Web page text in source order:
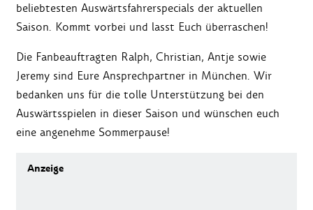
beliebtesten Auswärtsfahrerspecials der aktuellen
Saison. Kommt vorbei und lasst Euch überraschen!
Die Fanbeauftragten Ralph, Christian, Antje sowie
Jeremy sind Eure Ansprechpartner in München. Wir
bedanken uns für die tolle Unterstützung bei den
Auswärtsspielen in dieser Saison und wünschen euch
eine angenehme Sommerpause!